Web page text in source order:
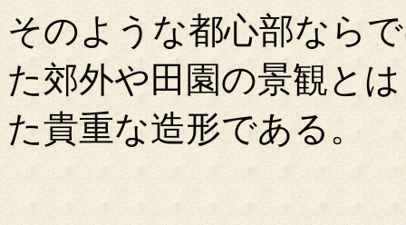
そのような都心部なら
た郊外や田園の景観と
た貴重な造形である。